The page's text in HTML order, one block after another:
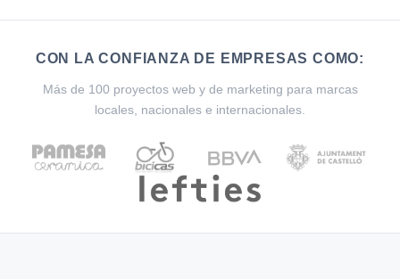
CON LA CONFIANZA DE EMPRESAS COMO:
Más de 100 proyectos web y de marketing para marcas
locales, nacionales e internacionales.